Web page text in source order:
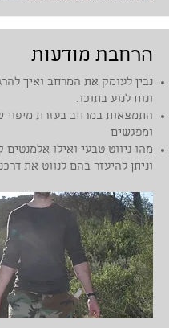
הרחבת מודעות
נבין לעומק את המרחב ואיך
ונוח לנוע בתוכו.
התמצאות במרחב בעזרת מיפוי
ומפגשים
מהו ניווט טבעי ואילו אלמנטים
וניתן להיעזר בהם לנווט את